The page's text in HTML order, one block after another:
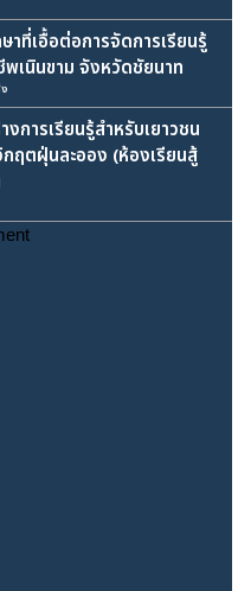
ที่เอื้อต่อการจัดการเรียนรู้
เนินขาม จังหวัดชัยนาท
งการเรียนรู้สำหรับเยาวชน
ฤตฝุ่นละออง (ห้องเรียนสู้